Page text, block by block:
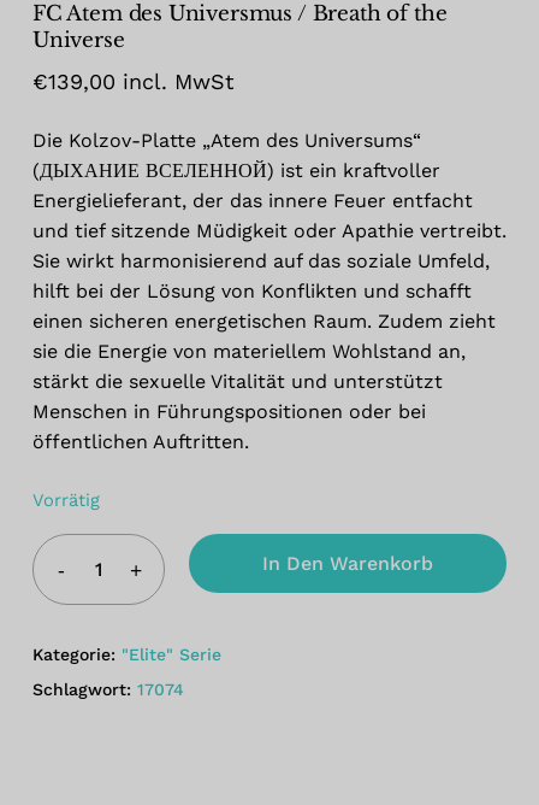
FC Atem des Universmus / Breath of the
Universe
€139,00 incl. MwSt
Die Kolzov-Platte „Atem des Universums“
(ДЫХАНИЕ ВСЕЛЕННОЙ) ist ein kraftvoller
Energielieferant, der das innere Feuer entfacht
und tief sitzende Müdigkeit oder Apathie vertreibt.
Sie wirkt harmonisierend auf das soziale Umfeld,
hilft bei der Lösung von Konflikten und schafft
einen sicheren energetischen Raum. Zudem zieht
sie die Energie von materiellem Wohlstand an,
stärkt die sexuelle Vitalität und unterstützt
Menschen in Führungspositionen oder bei
öffentlichen Auftritten.
Vorrätig
In Den Warenkorb
Kategorie: "Elite" Serie
Schlagwort: 17074
Meinen Namen, meine E-Mail-
Browser für die nächste
Kommentierung speichern.